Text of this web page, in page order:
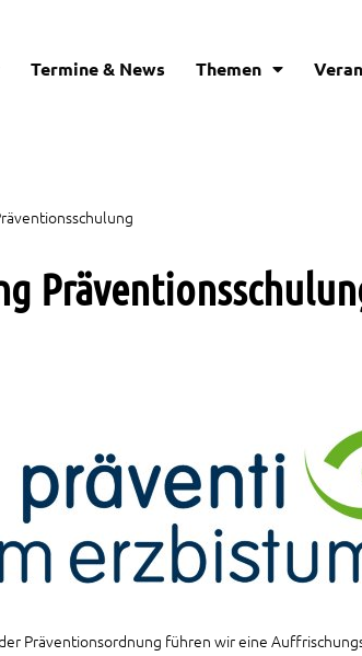
Termine & News Themen
Präventionsordnung führen wir eine